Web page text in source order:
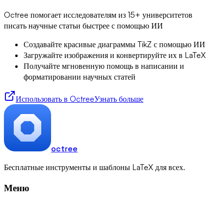
Octree помогает исследователям из 15+ университетов
писать научные статьи быстрее с помощью ИИ
Создавайте красивые диаграммы TikZ с помощью ИИ
Загружайте изображения и конвертируйте их в LaTeX
Получайте мгновенную помощь в написании и
форматировании научных статей
Использовать в OctreeУзнать больше
octree
Бесплатные инструменты и шаблоны LaTeX для всех.
Меню